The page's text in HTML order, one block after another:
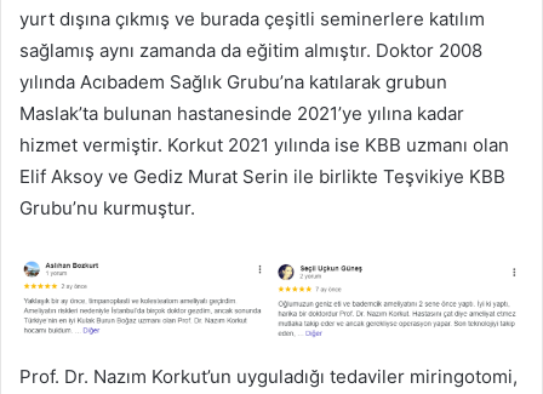
yurt dışına çıkmış ve burada çeşitli seminerlere katılım
sağlamış aynı zamanda da eğitim almıştır. Doktor 2008
yılında Acıbadem Sağlık Grubu’na katılarak grubun
Maslak’ta bulunan hastanesinde 2021’ye yılına kadar
hizmet vermiştir. Korkut 2021 yılında ise KBB uzmanı olan
Elif Aksoy ve Gediz Murat Serin ile birlikte Teşvikiye KBB
Grubu’nu kurmuştur.
Prof. Dr. Nazım Korkut’un uyguladığı tedaviler miringotomi,